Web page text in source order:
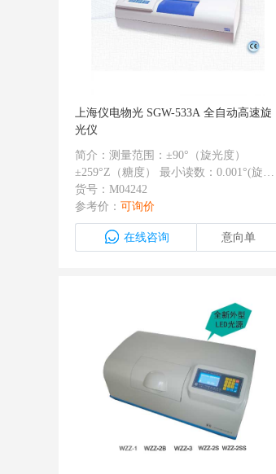
上海仪电物光 SGW-533A 全自动高速旋
光仪
简介：测量范围：±90°（旋光度）
±259°Z（糖度） 最小读数：0.001°(旋光
度) 相对误差：±0.004℃ 重复性：≤0.002°
零位重复性：0.001℃ 响应速度（全量
程）：8℃/秒 测量时间：平均26秒可测6
次 温控范围：10℃-50℃；温控准确度：
货号：M04242
参考价： 可询价
在线咨询 意向单